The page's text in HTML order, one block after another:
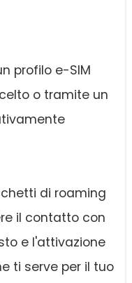
profilo e-SIM
o tramite un
di roaming
il contatto con
e l'attivazione
ti serve per il tuo